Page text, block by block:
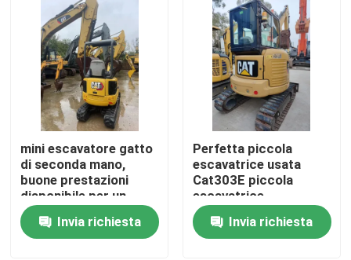
Casa.
Prodotti
mini escavatore gatto
di seconda mano,
buone prestazioni
disponibile per un
prezzo equo
Invia richiesta
Perfetta piccola
escavatrice usata
Cat303E piccola
escavatrice
Invia richiesta